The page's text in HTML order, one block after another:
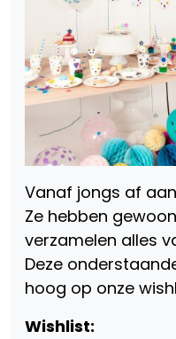
Vanaf jongs af
Ze hebben
verzamelen alles
Deze
hoog op onze
Wishlist: